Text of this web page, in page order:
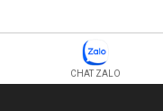
CHAT ZALO